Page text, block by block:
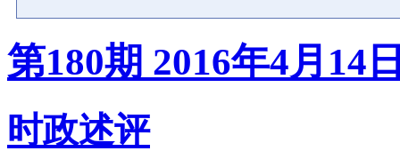
第180期 2016年4月14
时政述评